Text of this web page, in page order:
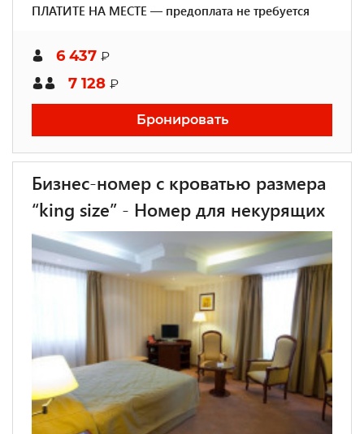
ПЛАТИТЕ НА МЕСТЕ — предоплата не требуется
6 437 ₽
7 128 ₽
Бронировать
Бизнес-номер с кроватью размера
“king size” - Номер для некурящих